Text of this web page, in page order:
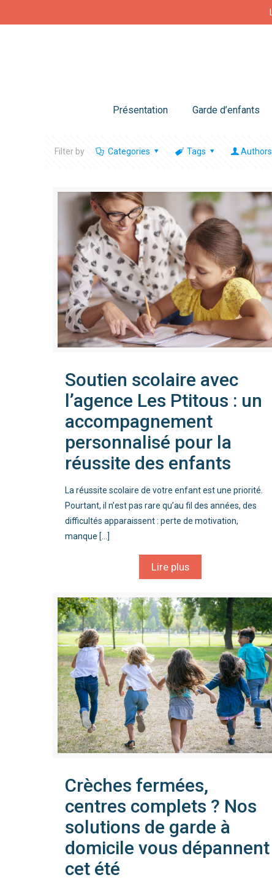
Présentation Garde d’enfants
Filter by Categories Tags Authors
Soutien scolaire avec
l’agence Les Ptitous : un
accompagnement
personnalisé pour la
réussite des enfants
La réussite scolaire de votre enfant est une priorité.
Pourtant, il n’est pas rare qu’au fil des années, des
difficultés apparaissent : perte de motivation,
manque […]
Lire plus
Crèches fermées,
centres complets ? Nos
solutions de garde à
domicile vous dépannent
cet été